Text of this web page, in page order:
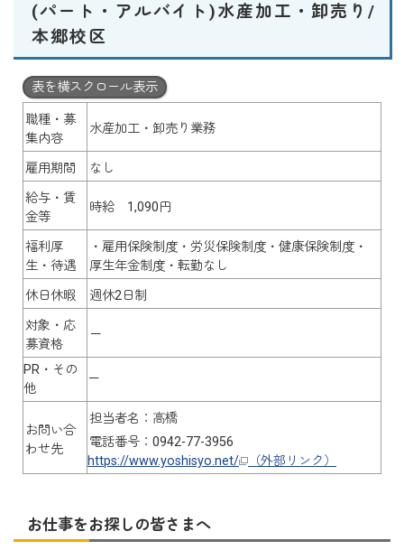
(パート・アルバイト)水産加工・卸売り/
本郷校区
表を横スクロール表示
職種・募
集内容
水産加工・卸売り業務
雇用期間
なし
給与・賃
金等
時給 1,090円
福利厚
生・待遇
・雇用保険制度・労災保険制度・健康保険制度・
厚生年金制度・転勤なし
休日休暇
週休2日制
対象・応
募資格
－
PR・その
他
－
お問い合
わせ先
担当者名：高橋
電話番号：0942-77-3956
https://www.yoshisyo.net/ （外部リンク）
お仕事をお探しの皆さまへ